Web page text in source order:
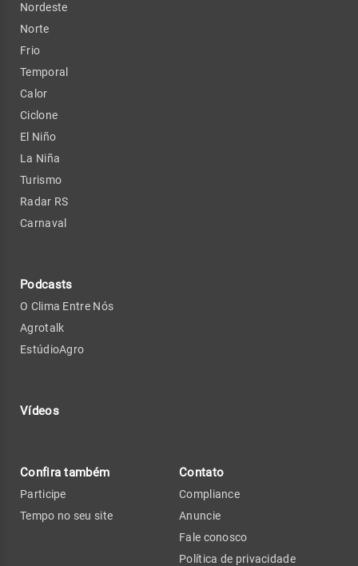
Nordeste
Norte
Frio
Temporal
Calor
Ciclone
El Niño
La Niña
Turismo
Radar RS
Carnaval
Podcasts
O Clima Entre Nós
Agrotalk
EstúdioAgro
Vídeos
Confira também
Participe
Tempo no seu site
Contato
Compliance
Anuncie
Fale conosco
Política de privacidade